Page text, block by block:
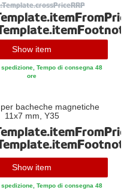
Show item
Tempo di consegna 48
ore
bacheche magnetiche
11x7 mm, Y35
Show item
Tempo di consegna 48